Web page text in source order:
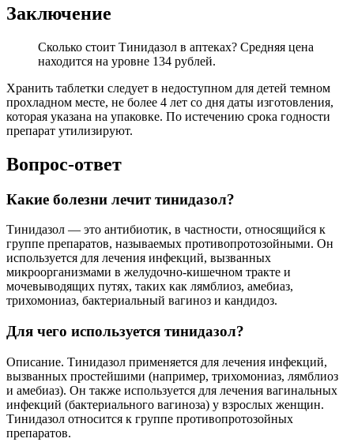
Заключение
Сколько стоит Тинидазол в аптеках? Средняя цена
находится на уровне 134 рублей.
Хранить таблетки следует в недоступном для детей темном
прохладном месте, не более 4 лет со дня даты изготовления,
которая указана на упаковке. По истечению срока годности
препарат утилизируют.
Вопрос-ответ
Какие болезни лечит тинидазол?
Тинидазол — это антибиотик, в частности, относящийся к
группе препаратов, называемых противопротозойными. Он
используется для лечения инфекций, вызванных
микроорганизмами в желудочно-кишечном тракте и
мочевыводящих путях, таких как лямблиоз, амебиаз,
трихомониаз, бактериальный вагиноз и кандидоз.
Для чего используется тинидазол?
Описание. Тинидазол применяется для лечения инфекций,
вызванных простейшими (например, трихомониаз, лямблиоз
и амебиаз). Он также используется для лечения вагинальных
инфекций (бактериального вагиноза) у взрослых женщин.
Тинидазол относится к группе противопротозойных
препаратов.